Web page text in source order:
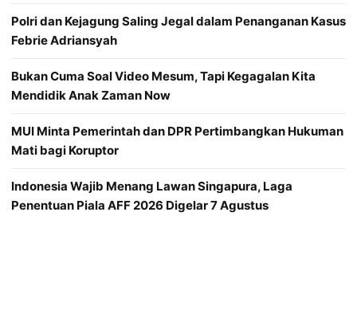
Polri dan Kejagung Saling Jegal dalam Penanganan Kasus
Febrie Adriansyah
Bukan Cuma Soal Video Mesum, Tapi Kegagalan Kita
Mendidik Anak Zaman Now
MUI Minta Pemerintah dan DPR Pertimbangkan Hukuman
Mati bagi Koruptor
Indonesia Wajib Menang Lawan Singapura, Laga
Penentuan Piala AFF 2026 Digelar 7 Agustus